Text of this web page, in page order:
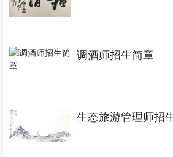
调酒师招生简章
生态旅游管理师招